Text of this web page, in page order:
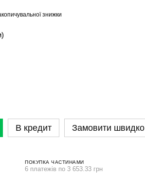
знижки
В кредит Замовити швидко
ПОКУПКА ЧАСТИНАМИ
6 платежів по 3 653.33 грн